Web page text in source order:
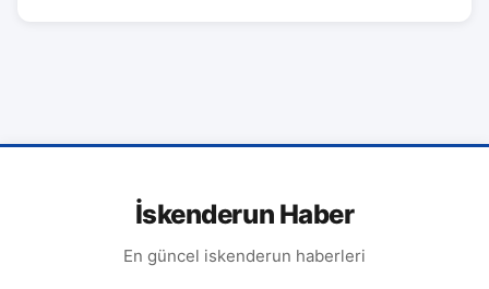
İskenderun Haber
En güncel iskenderun haberleri